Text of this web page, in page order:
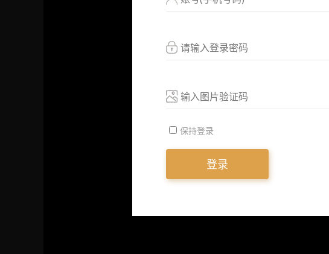
保持登录
登录